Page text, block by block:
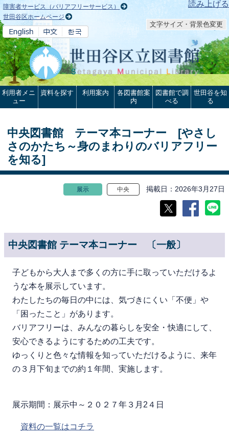
本文へ 読み上げる
障害者サービス（バリアフリーサービス）
世田谷区ホームページ
文字サイズ・背景色変更
利用者メニ
ュー
資料を探す 利用案内
各図書館案
内
図書館で調
べる
世田谷を知
る
中央図書館 テーマ本コーナー [やさし
さのかたち～身のまわりのバリアフリー
を知る]
展示 中央 掲載日 2026年3月27日
中央図書館 テーマ本コーナー 〔一般〕
子どもから大人まで多くの方に手に取っていただけるよ
うな本を展示しています。
わたしたちの毎日の中には、気づきにくい「不便」や
「困ったこと」があります。
バリアフリーは、みんなの暮らしを安全・快適にして、
安心できるようにするための工夫です。
ゆっくりと色々な情報を知っていただけるように、来年
の３月下旬までの約１年間、実施します。
展示期間：展示中～２０２７年３月2４日
資料の一覧はコチラ